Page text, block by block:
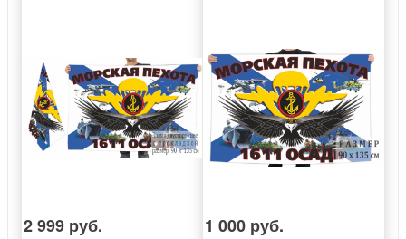
2 999 руб. 1 000 руб.